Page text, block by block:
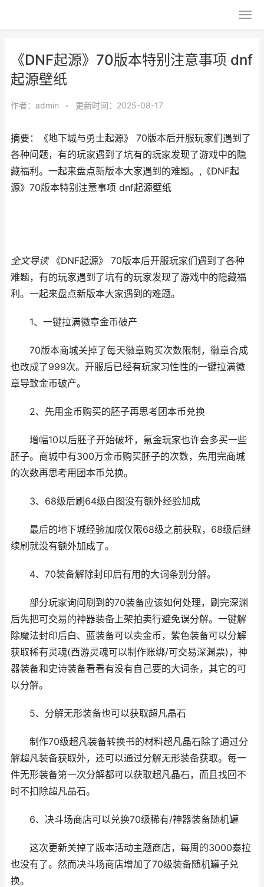
《DNF起源》70版本特别注意事项 dnf
起源壁纸
作者： admin • 更新时间：2025-08-17
摘要：《地下城与勇士起源》 70版本后开服玩家们遇到了
各种问题，有的玩家遇到了坑有的玩家发现了游戏中的隐
藏福利。一起来盘点新版本大家遇到的难题。,《DNF起
源》70版本特别注意事项 dnf起源壁纸
全文导读《DNF起源》 70版本后开服玩家们遇到了各种
难题，有的玩家遇到了坑有的玩家发现了游戏中的隐藏福
利。一起来盘点新版本大家遇到的难题。
1、一键拉满徽章金币破产
70版本商城关掉了每天徽章购买次数限制，徽章合成
也改成了999次。开服后已经有玩家习性性的一键拉满徽
章导致金币破产。
2、先用金币购买的胚子再思考团本币兑换
增幅10以后胚子开始破坏，氪金玩家也许会多买一些
胚子。商城中有300万金币购买胚子的次数，先用完商城
的次数再思考用团本币兑换。
3、68级后刷64级白图没有额外经验加成
最后的地下城经验加成仅限68级之前获取，68级后继
续刷就没有额外加成了。
4、70装备解除封印后有用的大词条别分解。
部分玩家询问刷到的70装备应该如何处理，刷完深渊
后先把可交易的神器装备上架拍卖行避免误分解。一键解
除魔法封印后白、蓝装备可以卖金币，紫色装备可以分解
获取稀有灵魂(西游灵魂可以制作账绑/可交易深渊票)，神
器装备和史诗装备看看有没有自己要的大词条，其它的可
以分解。
5、分解无形装备也可以获取超凡晶石
制作70级超凡装备转换书的材料超凡晶石除了通过分
解超凡装备获取外，还可以通过分解无形装备获取。每一
件无形装备第一次分解都可以获取超凡晶石，而且找回不
时不扣除超凡晶石。
6、决斗场商店可以兑换70级稀有/神器装备随机罐
这次更新关掉了版本活动主题商店，每周的3000泰拉
也没有了。然而决斗场商店增加了70级装备随机罐子兑
换。